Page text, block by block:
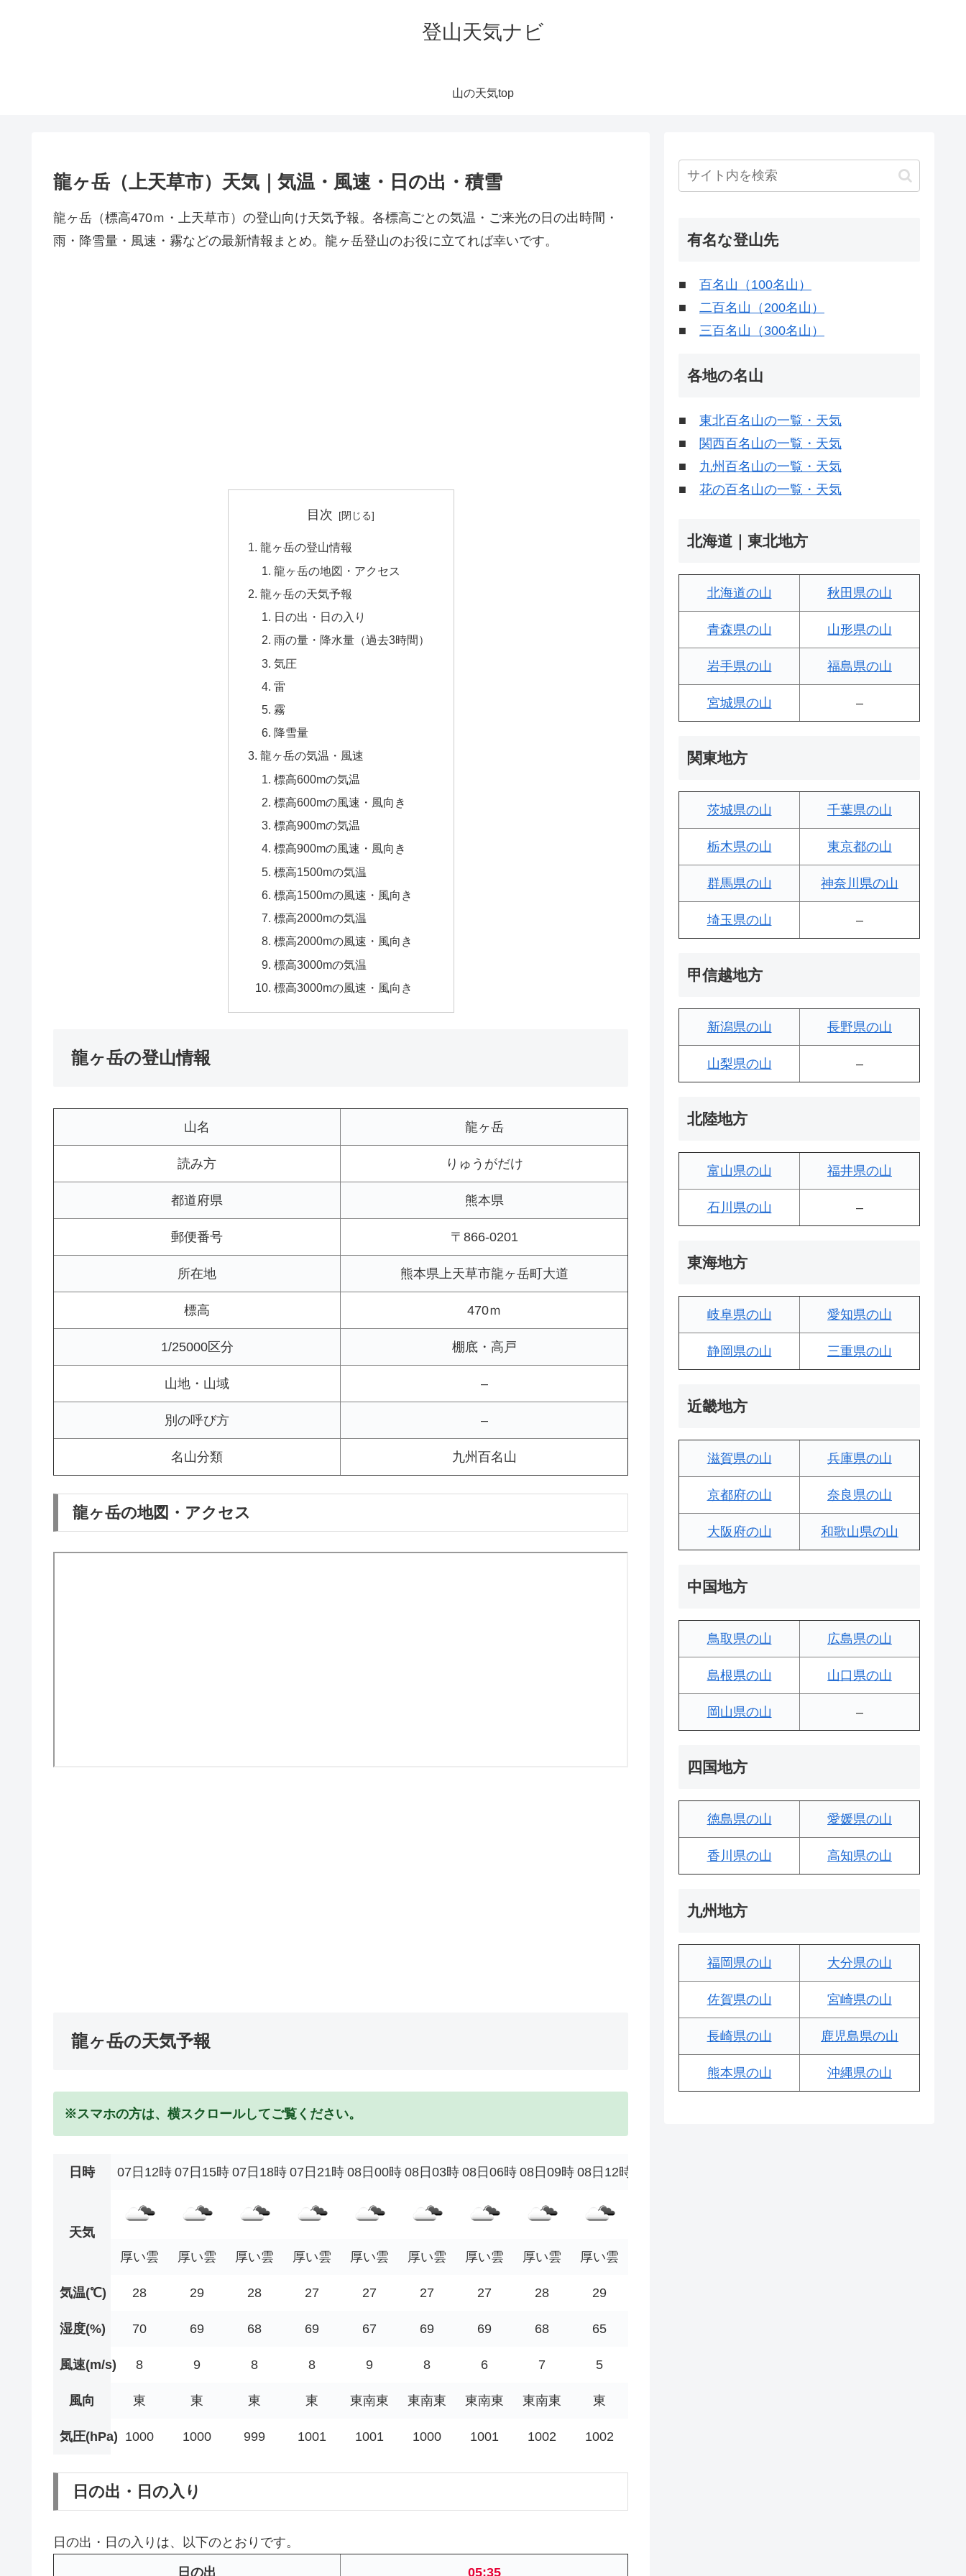
登山天気ナビ
山の天気top
龍ヶ岳（上天草市）天気｜気温・風速・日の出・積雪
龍ヶ岳（標高470ｍ・上天草市）の登山向け天気予報。各標高ごとの気温・ご来光の日の出時間・
雨・降雪量・風速・霧などの最新情報まとめ。龍ヶ岳登山のお役に立てれば幸いです。
目次
龍ヶ岳の登山情報
龍ヶ岳の地図・アクセス
龍ヶ岳の天気予報
日の出・日の入り
雨の量・降水量（過去3時間）
気圧
雷
霧
降雪量
龍ヶ岳の気温・風速
標高600mの気温
標高600mの風速・風向き
標高900mの気温
標高900mの風速・風向き
標高1500mの気温
標高1500mの風速・風向き
標高2000mの気温
標高2000mの風速・風向き
標高3000mの気温
標高3000mの風速・風向き
龍ヶ岳の登山情報
山名 龍ヶ岳
読み方 りゅうがだけ
都道府県 熊本県
郵便番号 〒866-0201
所在地 熊本県上天草市龍ヶ岳町大道
標高 470ｍ
1/25000区分 棚底・高戸
山地・山域 –
別の呼び方 –
名山分類 九州百名山
龍ヶ岳の地図・アクセス
龍ヶ岳の天気予報
※スマホの方は、横スクロールしてご覧ください。
日時 07日12時 07日15時 07日18時 07日21時 08日00時 08日03時 08日06時 08日09時 08日12時
天気
厚い雲
厚い雲 厚い雲 厚い雲 厚い雲 厚い雲 厚い雲 厚い雲 厚い雲
気温(℃) 28 29 28 27 27 27 27 28 29
湿度(%) 70 69 68 69 67 69 69 68 65
風速(m/s) 8 9 8 8 9 8 6 7 5
風向 東 東 東 東 東南東 東南東 東南東 東南東 東
気圧(hPa) 1000 1000 999 1001 1001 1000 1001 1002 1002
日の出・日の入り
日の出・日の入りは、以下のとおりです。
日の出 05:35
有名な登山先
■ 百名山（100名山）
■ 二百名山（200名山）
■ 三百名山（300名山）
各地の名山
■ 東北百名山の一覧・天気
■ 関西百名山の一覧・天気
■ 九州百名山の一覧・天気
■ 花の百名山の一覧・天気
北海道｜東北地方
北海道の山 秋田県の山
青森県の山 山形県の山
岩手県の山 福島県の山
宮城県の山 –
関東地方
茨城県の山 千葉県の山
栃木県の山 東京都の山
群馬県の山 神奈川県の山
埼玉県の山 –
甲信越地方
新潟県の山 長野県の山
山梨県の山 –
北陸地方
富山県の山 福井県の山
石川県の山 –
東海地方
岐阜県の山 愛知県の山
静岡県の山 三重県の山
近畿地方
滋賀県の山 兵庫県の山
京都府の山 奈良県の山
大阪府の山 和歌山県の山
中国地方
鳥取県の山 広島県の山
島根県の山 山口県の山
岡山県の山 –
四国地方
徳島県の山 愛媛県の山
香川県の山 高知県の山
九州地方
福岡県の山 大分県の山
佐賀県の山 宮崎県の山
長崎県の山 鹿児島県の山
熊本県の山 沖縄県の山